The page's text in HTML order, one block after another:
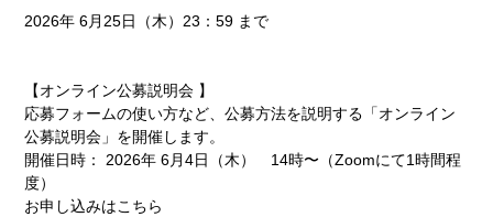
2026年 6月25日（木）23：59 まで
【オンライン公募説明会 】
応募フォームの使い方など、公募方法を説明する「オンライン
公募説明会」を開催します。
開催日時： 2026年 6月4日（木） 14時〜（Zoomにて1時間程
度）
お申し込みはこちら